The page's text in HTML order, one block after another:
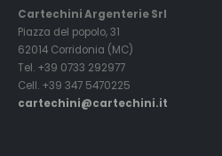
Cartechini Argenterie Srl
Piazza del popolo, 31
62014 Corridonia (MC)
Tel. +39 0733 292977
Cell. +39 347 5470225
cartechini@cartechini.it